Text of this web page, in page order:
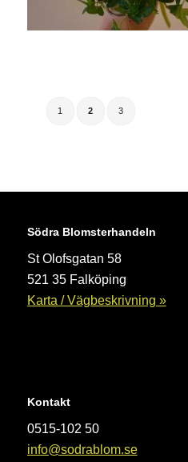
1 2 3
Södra Blomsterhandeln
St Olofsgatan 58
521 35 Falköping
Karta / Vägbeskrivning »
Kontakt
0515-102 50
info@sodrablom.se